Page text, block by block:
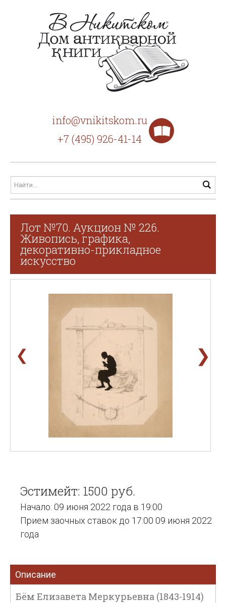
info@vnikitskom.ru
+7 (495) 926-41-14
Лот №70. Аукцион № 226.
Живопись, графика,
декоративно-прикладное
искусство
❮ ❯
Эстимейт: 1500 руб.
Начало: 09 июня 2022 года в 19:00
Прием заочных ставок до 17:00 09 июня 2022
года
Описание
Бём Елизавета Меркурьевна (1843-1914)